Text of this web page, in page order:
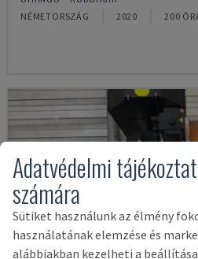
NÉMETORSZÁG 2020 200
Adatvédelmi
számára
Sütiket használunk az élmény
használatának elemzése és
alábbiakban kezelheti a